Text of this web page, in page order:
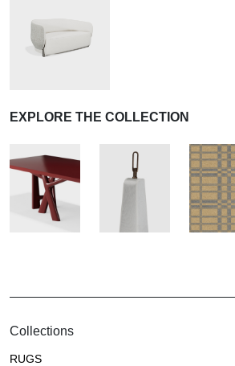
EXPLORE THE COLLECTION
Collections
RUGS